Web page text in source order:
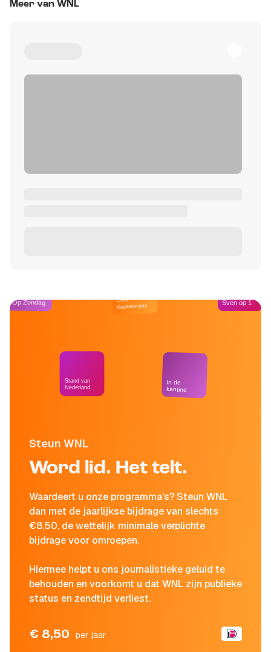
Meer van WNL
Steun WNL
Word lid. Het telt.
Waardeert u onze programma's? Steun WNL
dan met de jaarlijkse bijdrage van slechts
€8,50, de wettelijk minimale verplichte
bijdrage voor omroepen.
Hiermee helpt u ons journalistieke geluid te
behouden en voorkomt u dat WNL zijn publieke
status en zendtijd verliest.
€ 8,50 per jaar
Op Zondag
Stand van
Nederland
Café
Kockelmann
In de
kantine
Sven op 1